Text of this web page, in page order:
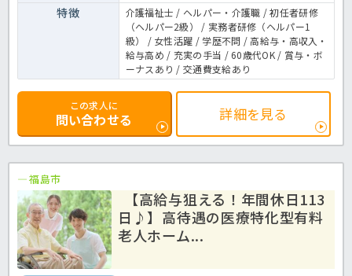
特徴
介護福祉士 / ヘルパー・介護職 / 初任者研修
（ヘルパー2級） / 実務者研修（ヘルパー1
級） / 女性活躍 / 学歴不問 / 高給与・高収入・
給与高め / 充実の手当 / 60歳代OK / 賞与・ボ
ーナスあり / 交通費支給あり
この求人に
問い合わせる 詳細を見る
福島市
【高給与狙える！年間休日113
日♪】高待遇の医療特化型有料
老人ホーム...